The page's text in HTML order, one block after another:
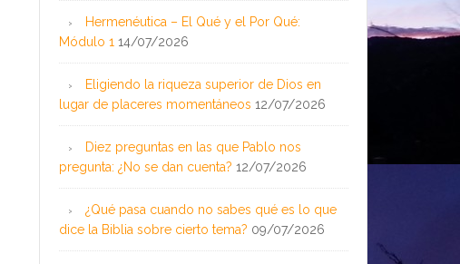
Hermenéutica – El Qué y el Por Qué:
Módulo 1 14/07/2026
Eligiendo la riqueza superior de Dios en
lugar de placeres momentáneos 12/07/2026
Diez preguntas en las que Pablo nos
pregunta: ¿No se dan cuenta? 12/07/2026
¿Qué pasa cuando no sabes qué es lo que
dice la Biblia sobre cierto tema? 09/07/2026